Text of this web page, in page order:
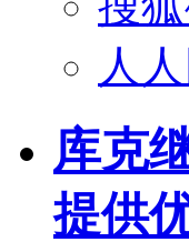
人
库克
提供